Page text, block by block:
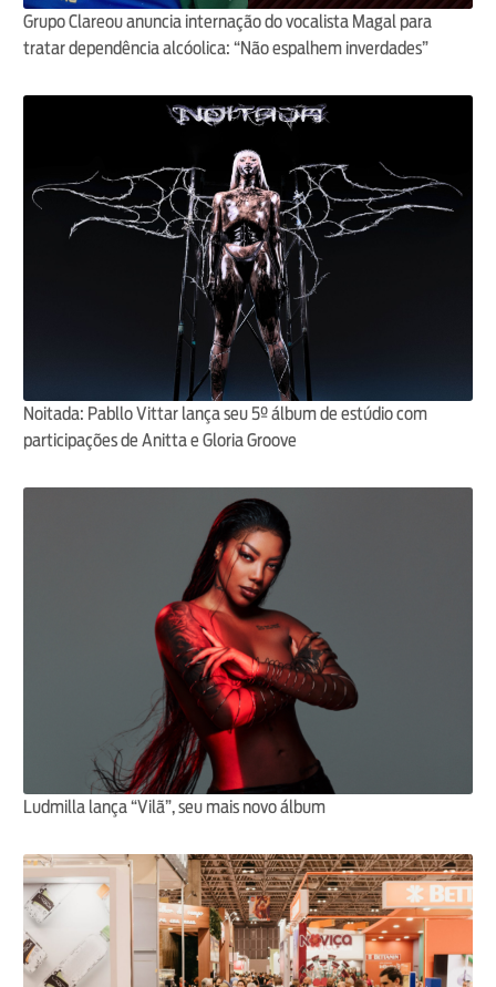
Grupo Clareou anuncia internação do vocalista Magal para
tratar dependência alcóolica: “Não espalhem inverdades”
Noitada: Pabllo Vittar lança seu 5º álbum de estúdio com
participações de Anitta e Gloria Groove
Ludmilla lança “Vilã”, seu mais novo álbum